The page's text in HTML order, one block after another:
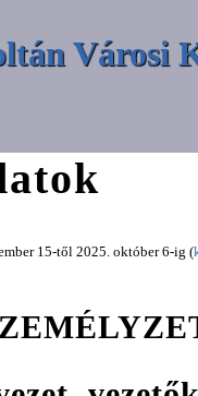
Városi
15-től 2025. október 6-ig (